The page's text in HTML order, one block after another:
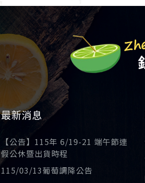
最新消息
【公告】115年 6/19-21 端午節連
假公休暨出貨時程
115/03/13葡萄調降公告